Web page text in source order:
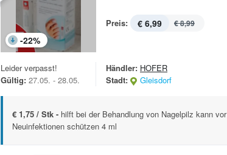
-22%
Preis: € 6,99 € 8,99
Leider verpasst!
Gültig: 27.05. - 28.05.
Händler: HOFER
Stadt:
Gleisdorf
€ 1,75 / Stk - hilft bei der Behandlung von Nagelpilz kann vor
Neuinfektionen schützen 4 ml